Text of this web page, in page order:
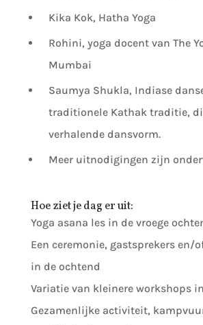
Kika Kok, Hatha Yoga
Rohini, yoga docent van The
Mumbai
Saumya Shukla, Indiase
traditionele Kathak traditie,
verhalende dansvorm.
Meer uitnodigingen zijn
Hoe ziet je dag er uit:
Yoga asana les in de vroege
Een ceremonie, gastsprekers en/
in de ochtend
Variatie van kleinere workshops
Gezamenlijke activiteit,